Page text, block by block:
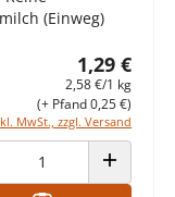
(Einweg)
1,29 €
2,58 €/1 kg
MwSt., zzgl. Versand
(+ Pfand 0,25 €)
VERRINGERN ANZAHL